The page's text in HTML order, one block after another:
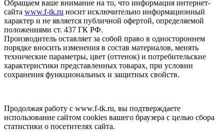
Обращаем ваше внимание на то, что информация интернет-
сайта www.f-tk.ru носит исключительно информационный
характер и не является публичной офертой, определяемой
положениями ст. 437 ГК РФ.
Производитель оставляет за собой право в одностороннем
порядке вносить изменения в состав материалов, менять
технические параметры, цвет (оттенок) и потребительские
характеристики представленных товарах, при условии
сохранения функциональных и защитных свойств.
Продолжая работу с www.f-tk.ru, вы подтверждаете
использование сайтом cookies вашего браузера с целью сбора
статистики о посетителях сайта.